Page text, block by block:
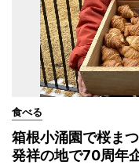
食べる
箱根小涌園で桜ま
発祥の地で70周年